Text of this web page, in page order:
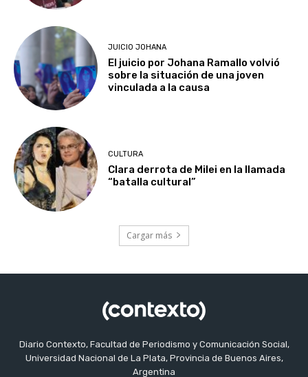
JUICIO JOHANA
El juicio por Johana Ramallo volvió
sobre la situación de una joven
vinculada a la causa
CULTURA
Clara derrota de Milei en la llamada
“batalla cultural”
Cargar más
Diario Contexto, Facultad de Periodismo y Comunicación Social,
Universidad Nacional de La Plata, Provincia de Buenos Aires,
Argentina